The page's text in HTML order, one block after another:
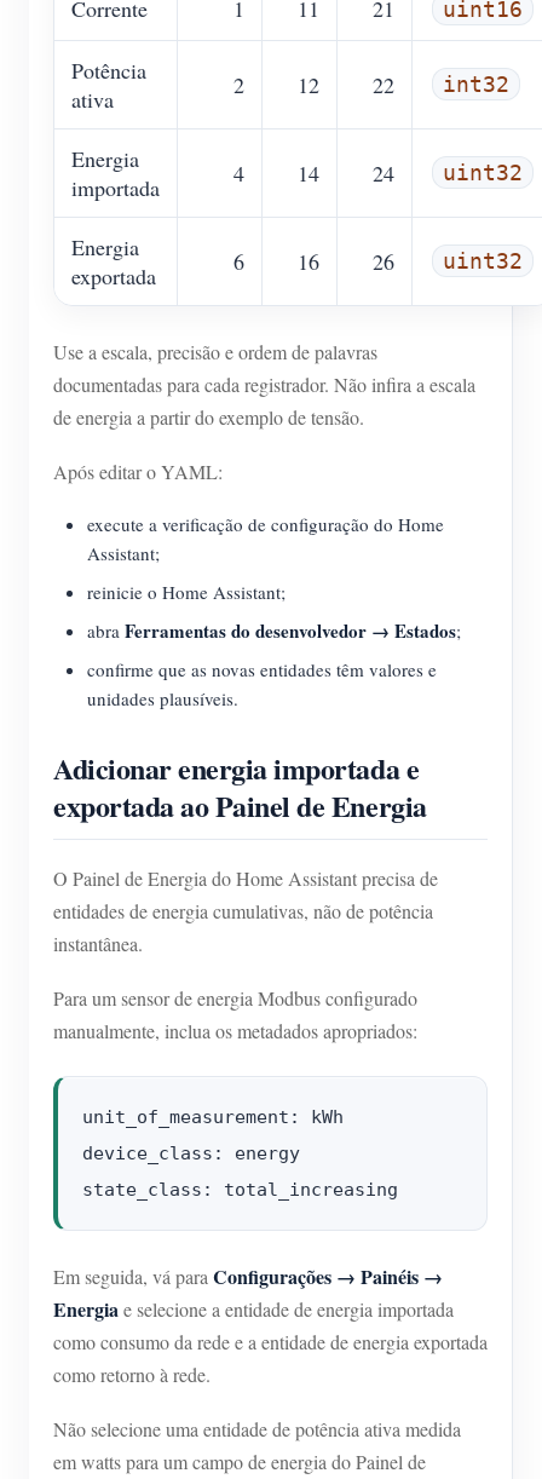
Corrente 1 11 21 uint16
Potência
ativa
2 12 22 int32
Energia
importada
4 14 24 uint32
Energia
exportada
6 16 26 uint32
Use a escala, precisão e ordem de palavras
documentadas para cada registrador. Não infira a escala
de energia a partir do exemplo de tensão.
Após editar o YAML:
execute a verificação de configuração do Home
Assistant;
reinicie o Home Assistant;
abra Ferramentas do desenvolvedor → Estados;
confirme que as novas entidades têm valores e
unidades plausíveis.
Adicionar energia importada e
exportada ao Painel de Energia
O Painel de Energia do Home Assistant precisa de
entidades de energia cumulativas, não de potência
instantânea.
Para um sensor de energia Modbus configurado
manualmente, inclua os metadados apropriados:
unit_of_measurement: kWh
device_class: energy
Em seguida, vá para Configurações → Painéis →
Energiae selecione a entidade de energia importada
como consumo da rede e a entidade de energia exportada
como retorno à rede.
Não selecione uma entidade de potência ativa medida
em watts para um campo de energia do Painel de